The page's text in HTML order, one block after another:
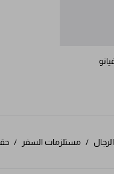
الرجال / مستلزمات السفر /